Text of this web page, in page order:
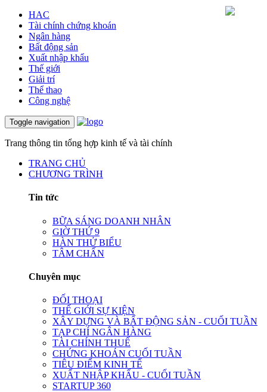
HAC
Tài chính chứng khoán
Ngân hàng
Bất động sản
Xuất nhập khẩu
Thế giới
Giải trí
Thể thao
Công nghệ
Toggle navigation
Trang thông tin tổng hợp kinh tế và tài chính
TRANG CHỦ
CHƯƠNG TRÌNH
Tin tức
BỮA SÁNG DOANH NHÂN
GIỜ THỨ 9
HÀN THỬ BIỂU
TÂM CHẤN
Chuyên mục
ĐỐI THOẠI
THẾ GIỚI SỰ KIỆN
XÂY DỰNG VÀ BẤT ĐỘNG SẢN - CUỐI TUẦN
TẠP CHÍ NGÂN HÀNG
TÀI CHÍNH THUẾ
CHỨNG KHOÁN CUỐI TUẦN
TIÊU ĐIỂM KINH TẾ
XUẤT NHẬP KHẨU - CUỐI TUẦN
STARTUP 360